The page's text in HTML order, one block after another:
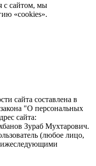
с сайтом, мы
«cookies».
сайта составлена в
"О персональных
сайта:
Зураб Мухтарович.
(любое лицо,